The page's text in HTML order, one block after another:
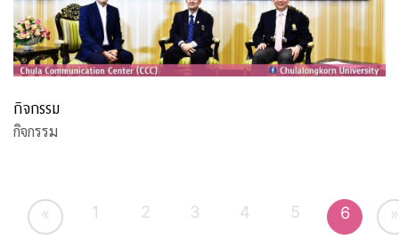
กิจกรรม
กิจกรรม
« 1 2 3 4 5 6 »